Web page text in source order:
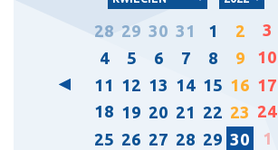
28 29 30 31 1 2
3
4
5 6 7 8 9
10
11 12 13 14 15 16 17
18 19 20 21 22 23 24
25 26 27 28 29 30
1